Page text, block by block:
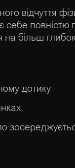
відчуття
себе
більш
дотику